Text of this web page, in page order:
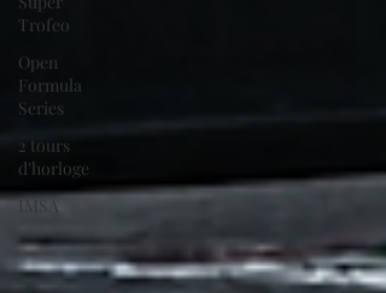
Trofeo
Open
Formula
Series
2 tours
d'horloge
IMSA